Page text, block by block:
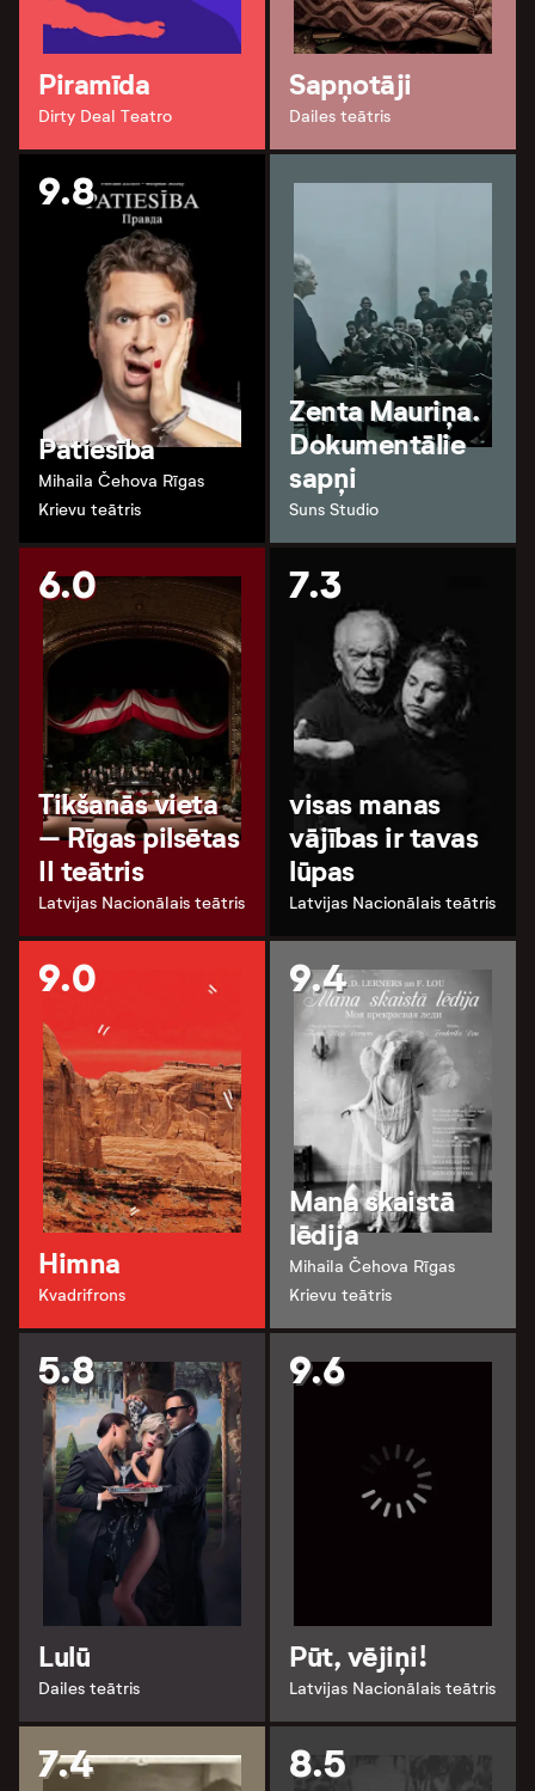
Piramīda
Dirty Deal Teatro
Sapņotāji
Dailes teātris
9.8
Patiesība
Mihaila Čehova Rīgas
Krievu teātris
Zenta Mauriņa.
Dokumentālie
sapņi
Suns Studio
6.0
Tikšanās vieta
– Rīgas pilsētas
II teātris
Latvijas Nacionālais teātris
7.3
visas manas
vājības ir tavas
lūpas
Latvijas Nacionālais teātris
9.0
Himna
Kvadrifrons
9.4
Mana skaistā
lēdija
Mihaila Čehova Rīgas
Krievu teātris
5.8
Lulū
Dailes teātris
9.6
Pūt, vējiņi!
Latvijas Nacionālais teātris
7.4 8.5